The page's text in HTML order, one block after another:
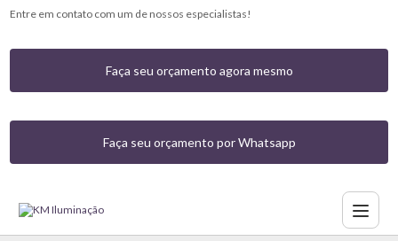
Entre em contato com um de nossos especialistas!
Faça seu orçamento agora mesmo
Faça seu orçamento por Whatsapp